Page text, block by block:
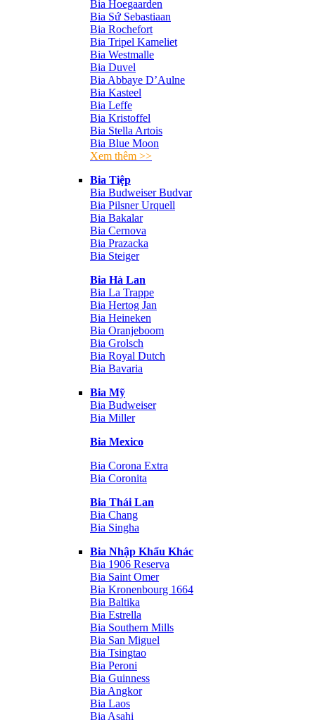
Bia Hoegaarden
Bia Sứ Sebastiaan
Bia Rochefort
Bia Tripel Kameliet
Bia Westmalle
Bia Duvel
Bia Abbaye D’Aulne
Bia Kasteel
Bia Leffe
Bia Kristoffel
Bia Stella Artois
Bia Blue Moon
Xem thêm >>
Bia Tiệp
Bia Budweiser Budvar
Bia Pilsner Urquell
Bia Bakalar
Bia Cernova
Bia Prazacka
Bia Steiger
Bia Hà Lan
Bia La Trappe
Bia Hertog Jan
Bia Heineken
Bia Oranjeboom
Bia Grolsch
Bia Royal Dutch
Bia Bavaria
Bia Mỹ
Bia Budweiser
Bia Miller
Bia Mexico
Bia Corona Extra
Bia Coronita
Bia Thái Lan
Bia Chang
Bia Singha
Bia Nhập Khẩu Khác
Bia 1906 Reserva
Bia Saint Omer
Bia Kronenbourg 1664
Bia Baltika
Bia Estrella
Bia Southern Mills
Bia San Miguel
Bia Tsingtao
Bia Peroni
Bia Guinness
Bia Angkor
Bia Laos
Bia Asahi